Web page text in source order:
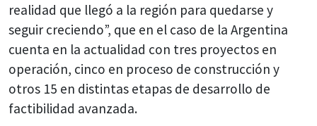
realidad que llegó a la región para quedarse y
seguir creciendo”, que en el caso de la Argentina
cuenta en la actualidad con tres proyectos en
operación, cinco en proceso de construcción y
otros 15 en distintas etapas de desarrollo de
factibilidad avanzada.